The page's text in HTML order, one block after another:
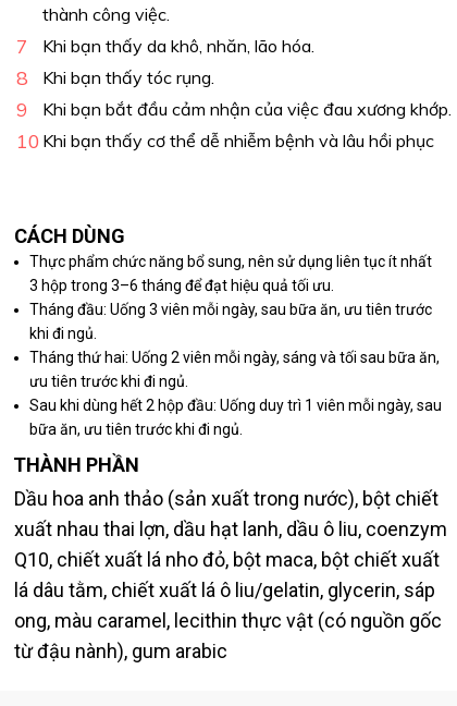
thành công việc.
Khi bạn thấy da khô, nhăn, lão hóa.
Khi bạn thấy tóc rụng.
Khi bạn bắt đầu cảm nhận của việc đau xương khớp.
Khi bạn thấy cơ thể dễ nhiễm bệnh và lâu hồi phục
CÁCH DÙNG
Thực phẩm chức năng bổ sung, nên sử dụng liên tục ít nhất
3 hộp trong 3–6 tháng để đạt hiệu quả tối ưu.
Tháng đầu: Uống 3 viên mỗi ngày, sau bữa ăn, ưu tiên trước
khi đi ngủ.
Tháng thứ hai: Uống 2 viên mỗi ngày, sáng và tối sau bữa ăn,
ưu tiên trước khi đi ngủ.
Sau khi dùng hết 2 hộp đầu: Uống duy trì 1 viên mỗi ngày, sau
bữa ăn, ưu tiên trước khi đi ngủ.
THÀNH PHẦN
Dầu hoa anh thảo (sản xuất trong nước), bột chiết
xuất nhau thai lợn, dầu hạt lanh, dầu ô liu, coenzym
Q10, chiết xuất lá nho đỏ, bột maca, bột chiết xuất
lá dâu tằm, chiết xuất lá ô liu/gelatin, glycerin, sáp
ong, màu caramel, lecithin thực vật (có nguồn gốc
từ đậu nành), gum arabic